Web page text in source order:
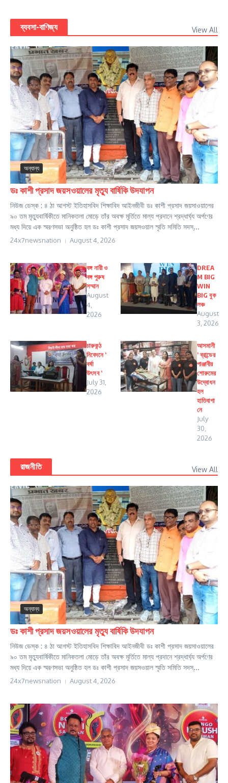
ব্যবসা-বাণিজ্য View All
অন্যান্য
ডঃ কাশী প্রসাদ জয়সওয়ালের মৃত্যু বার্ষিকি উদযাপন
নিউজ ডেস্ক : ৪ ঠা আগস্ট ইতিহাসবিদ শিক্ষাবিদ আইনজীবী ডঃ কাশী প্রসাদ জয়সাওয়ালের
৯০ তম মৃত্যুবার্ষিকীতে মানিকতলা মোড়ে তাঁর অবক্ষ মূর্তিতে মাল্য প্রদানে শ্রদ্ধার্ঘ্য অর্পণের
মধ্য দিয়ে এক স্মরণসভা অনুষ্ঠিত হল ডঃ কাশী প্রসাদ জয়সওয়াল স্মৃতি সমিতি সদস্...
24x7newsnation August 4, 2026
বঙ্গ নারী ও
বঙ্গ পুরুষ
সম্মান
August
4,
2026
DREA
M BIG
WIN
BIG বুক
লঞ্চ
August
3, 2026
চারুকন্ঠ
নিবেদনে ‘
বর্ষা
উৎসব ‘
July 31,
2026
আসমানী
‘ ব্রান্ডের
পাঞ্জাবীর
শোরুমের
উদ্বোধন
হল
হাতিবাগা
নে
July
30,
2026
রাজনীতি View All
অন্যান্য
ডঃ কাশী প্রসাদ জয়সওয়ালের মৃত্যু বার্ষিকি উদযাপন
নিউজ ডেস্ক : ৪ ঠা আগস্ট ইতিহাসবিদ শিক্ষাবিদ আইনজীবী ডঃ কাশী প্রসাদ জয়সাওয়ালের
৯০ তম মৃত্যুবার্ষিকীতে মানিকতলা মোড়ে তাঁর অবক্ষ মূর্তিতে মাল্য প্রদানে শ্রদ্ধার্ঘ্য অর্পণের
মধ্য দিয়ে এক স্মরণসভা অনুষ্ঠিত হল ডঃ কাশী প্রসাদ জয়সওয়াল স্মৃতি সমিতি সদস্...
24x7newsnation August 4, 2026